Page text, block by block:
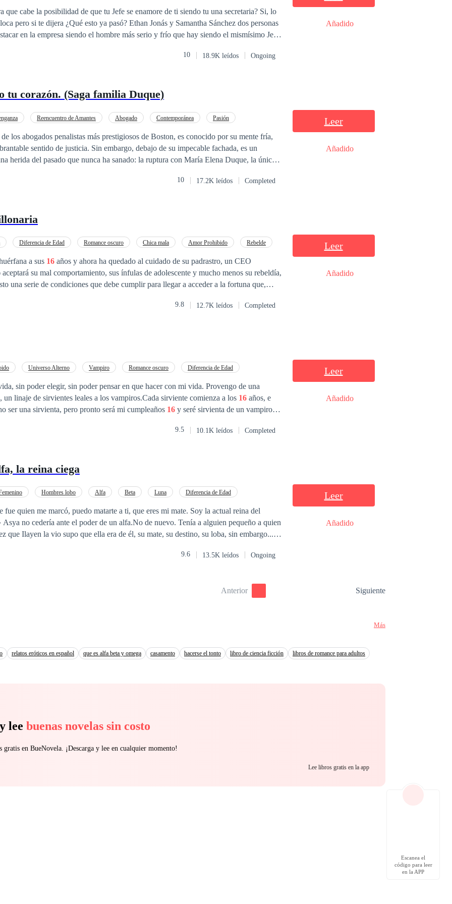
que cabe la posibilidad de que tu Jefe se enamore de ti siendo tu una secretaria? Si, lo
¿Qué esto ya pasó? Ethan Jonás y Samantha Sánchez dos personas
en la empresa siendo el hombre más serio y frío que hay siendo el mismísimo Jefe,
que Ethan Jonás quede flechado por ella al instante en la que su padre le concede
que se hace un contrató
ADAPTACIÓN DE ESTA© Inició: 09/04/2019 Terminado: 3/3/2020 Re-subida: 12/4/2021 Terminada:
10 18.9K leídos Ongoing
Añadido
tu corazón. (Saga familia Duque)
Reencuentro de Amantes Abogado Contemporánea
Pasión
los abogados penalistas más prestigiosos de Boston, es conocido por su mente fría,
sentido de justicia. Sin embargo, debajo de su impecable fachada, es un
herida del pasado que nunca ha sanado: la ruptura con María Elena Duque, la única
la justicia y la lucha por los más vulnerables. Pero su éxito profesional no ha sido
los separó. Viejas heridas se reabren, y el control que ambos creían tener sobre sus
vidas para siempre. Atrapados entre la justicia, la culpa y un amor
atrás sus diferencias y sanar lo que una vez se
rompió? O, cuando la verdad finalmente salga a la luz, ¿será demasiado tarde para ellos? Registro16/10/2024
uso no autorizado constituye una violación a las leyes de derechos de autor y será
10 17.2K leídos Completed
Leer
Añadido
Diferencia de Edad Romance oscuro Chica mala Amor Prohibido
Rebelde
a sus 16 años y ahora ha quedado al cuidado de su padrastro, un CEO
su mal comportamiento, sus ínfulas de adolescente y mucho menos su rebeldía,
una serie de condiciones que debe cumplir para llegar a acceder a la fortuna que,
por el tabú y los prejuicios sociales.
9.8 12.7K leídos Completed
Leer
Añadido
Universo Alterno Vampiro Romance oscuro
Diferencia de Edad
sin poder elegir, sin poder pensar en que hacer con mi vida. Provengo de una
linaje de sirvientes leales a los vampiros.Cada sirviente comienza a los 16 años, e
ser una sirvienta, pero pronto será mi cumpleaños 16 y seré sirvienta de un vampiro,
sirvienta, ¿escapara de su destino?
9.5 10.1K leídos Completed
Leer
Añadido
la reina ciega
Hombres lobo Alfa Beta Luna
Diferencia de Edad
fue quien me marcó, puedo matarte a ti, que eres mi mate. Soy la actual reina del
Asya no cedería ante el poder de un alfa.No de nuevo. Tenía a alguien pequeño a quien
de
años que aún no se había manifestado. Mas no tenía intenciones de rendirse.
la amaba. Novela de una de las manadas del mundo de *Eres la Madre de mis cachorros*
9.6 13.5K leídos Ongoing
Leer
Añadido
Anterior Siguiente
Más
relatos eróticos en español que es alfa beta y omega casamento hacerse el tonto libro de ciencia ficción
libros de romance para adultos
lee buenas novelas sin costo
gratis en BueNovela. ¡Descarga y lee en cualquier momento!
Lee libros gratis en la app
Escanea el
código para leer
en la APP